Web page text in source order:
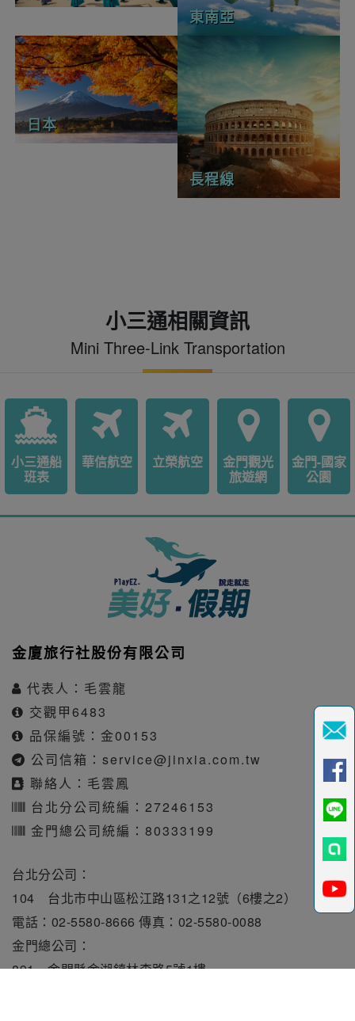
東南亞
日本
長程線
小三通相關資訊
Mini Three-Link Transportation
小三通船
班表
華信航空 立榮航空
金門觀光
旅遊網
金門-國家
公園
金廈旅行社股份有限公司
代表人：毛雲龍
交觀甲6483
品保編號：金00153
公司信箱： service@jinxia.com.tw
聯絡人：毛雲鳳
台北分公司統編：27246153
金門總公司統編：80333199
台北分公司：
104 台北市中山區松江路131之12號（6樓之2）
電話：02-5580-8666 傳真：02-5580-0088
金門總公司：
891 金門縣金湖鎮林森路5號1樓